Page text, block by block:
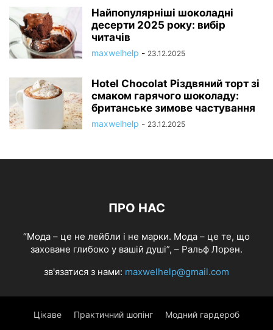
Найпопулярніші шоколадні
десерти 2025 року: вибір
читачів
maxwelhelp - 23.12.2025
Hotel Chocolat Різдвяний торт зі
смаком гарячого шоколаду:
британське зимове частування
maxwelhelp - 23.12.2025
ПРО НАС
“Мода – це не лейбли і не марки. Мода – це те, що
заховане глибоко у вашій душі”, – Ральф Лорен.
зв'язатися з нами: maxwelhelp@gmail.com
Цікаве Практичний шопінг Модний гардероб